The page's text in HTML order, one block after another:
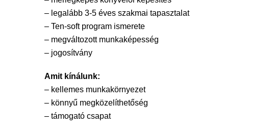
– legalább 3-5 éves szakmai tapasztalat
– Ten-soft program ismerete
– megváltozott munkaképesség
– jogosítvány
Amit kínálunk:
– kellemes munkakörnyezet
– könnyű megközelíthetőség
– támogató csapat